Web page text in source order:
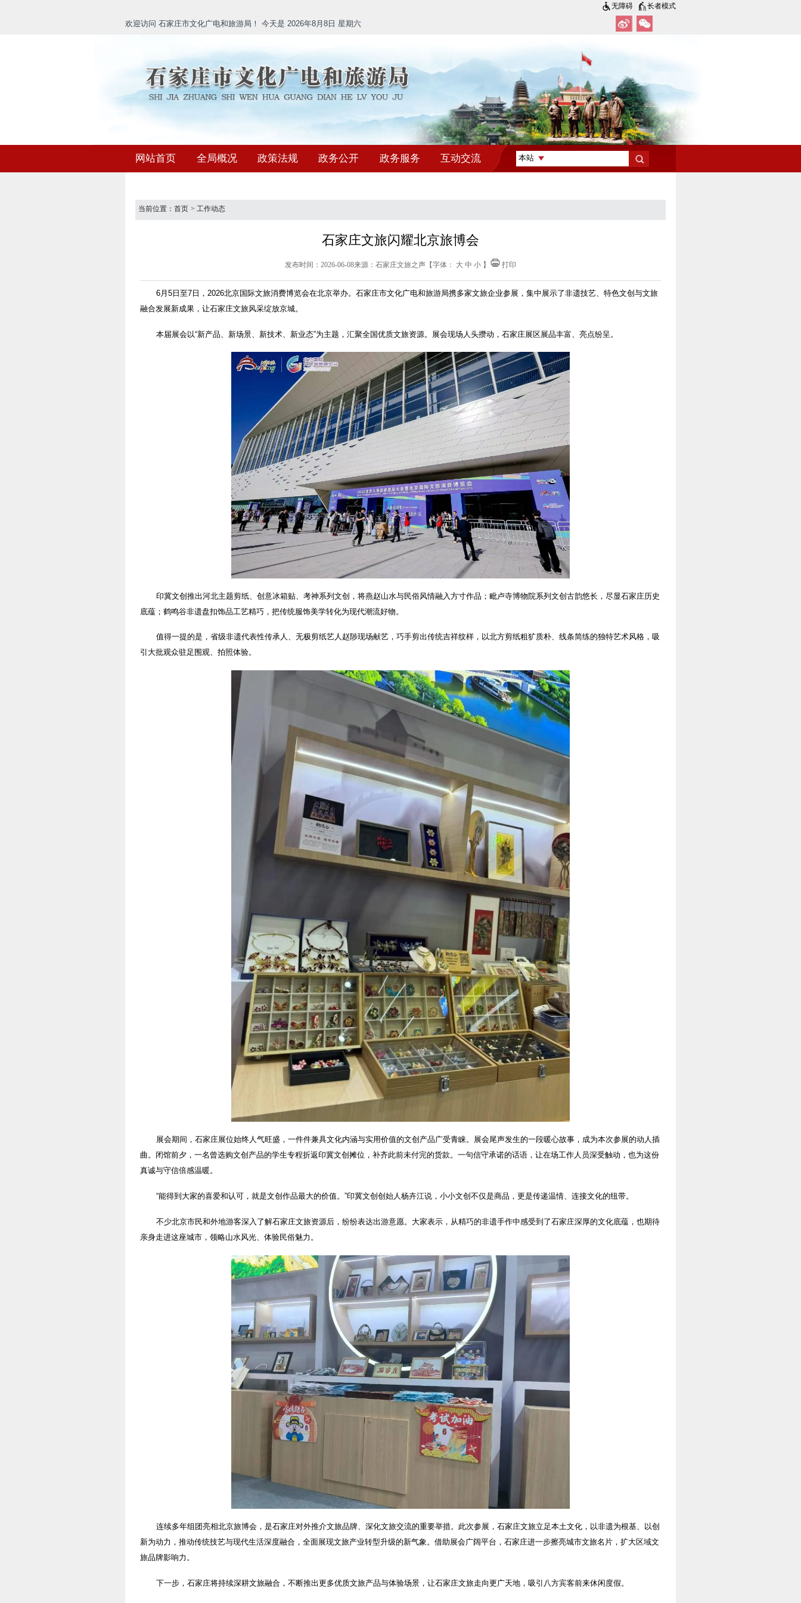
无障碍 长者模式
欢迎访问 石家庄市文化广电和旅游局！ 今天是 2026年8月8日 星期六
网站首页 全局概况 政策法规 政务公开 政务服务 互动交流
当前位置： 首页 > 工作动态
石家庄文旅闪耀北京旅博会
发布时间：2026-06-08来源：石家庄文旅之声 【字体： 大 中 小 】 打印
6月5日至7日，2026北京国际文旅消费博览会在北京举办。石家庄市文化广电和旅游局携多家文旅企业参展，集中展示了非遗技艺、特色文创与文旅
融合发展新成果，让石家庄文旅风采绽放京城。
本届展会以“新产品、新场景、新技术、新业态”为主题，汇聚全国优质文旅资源。展会现场人头攒动，石家庄展区展品丰富、亮点纷呈。
印冀文创推出河北主题剪纸、创意冰箱贴、考神系列文创，将燕赵山水与民俗风情融入方寸作品；毗卢寺博物院系列文创古韵悠长，尽显石家庄历史
底蕴；鹤鸣谷非遗盘扣饰品工艺精巧，把传统服饰美学转化为现代潮流好物。
值得一提的是，省级非遗代表性传承人、无极剪纸艺人赵陟现场献艺，巧手剪出传统吉祥纹样，以北方剪纸粗犷质朴、线条简练的独特艺术风格，吸
引大批观众驻足围观、拍照体验。
展会期间，石家庄展位始终人气旺盛，一件件兼具文化内涵与实用价值的文创产品广受青睐。展会尾声发生的一段暖心故事，成为本次参展的动人插
曲。闭馆前夕，一名曾选购文创产品的学生专程折返印冀文创摊位，补齐此前未付完的货款。一句信守承诺的话语，让在场工作人员深受触动，也为这份
真诚与守信倍感温暖。
“能得到大家的喜爱和认可，就是文创作品最大的价值。”印冀文创创始人杨卉江说，小小文创不仅是商品，更是传递温情、连接文化的纽带。
不少北京市民和外地游客深入了解石家庄文旅资源后，纷纷表达出游意愿。大家表示，从精巧的非遗手作中感受到了石家庄深厚的文化底蕴，也期待
亲身走进这座城市，领略山水风光、体验民俗魅力。
连续多年组团亮相北京旅博会，是石家庄对外推介文旅品牌、深化文旅交流的重要举措。此次参展，石家庄文旅立足本土文化，以非遗为根基、以创
新为动力，推动传统技艺与现代生活深度融合，全面展现文旅产业转型升级的新气象。借助展会广阔平台，石家庄进一步擦亮城市文旅名片，扩大区域文
旅品牌影响力。
下一步，石家庄将持续深耕文旅融合，不断推出更多优质文旅产品与体验场景，让石家庄文旅走向更广天地，吸引八方宾客前来休闲度假。